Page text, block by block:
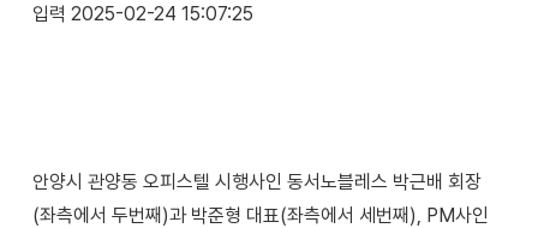
입력 2025-02-24 15:07:25
안양시 관양동 오피스텔 시행사인 동서노블레스 박근배 회장
(좌측에서 두번째)과 박준형 대표(좌측에서 세번째), PM사인